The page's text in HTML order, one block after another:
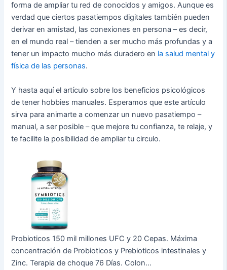
forma de ampliar tu red de conocidos y amigos. Aunque es
verdad que ciertos pasatiempos digitales también pueden
derivar en amistad, las conexiones en persona – es decir,
en el mundo real – tienden a ser mucho más profundas y a
tener un impacto mucho más duradero en la salud mental y
física de las personas.
Y hasta aquí el artículo sobre los beneficios psicológicos
de tener hobbies manuales. Esperamos que este artículo
sirva para animarte a comenzar un nuevo pasatiempo –
manual, a ser posible – que mejore tu confianza, te relaje, y
te facilite la posibilidad de ampliar tu circulo.
Probioticos 150 mil millones UFC y 20 Cepas. Máxima
concentración de Probioticos y Prebioticos intestinales y
Zinc. Terapia de choque 76 Días. Colon...